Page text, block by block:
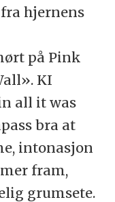
hjernens
på Pink
KI
all it was
bra at
intonasjon
fram,
grumsete.